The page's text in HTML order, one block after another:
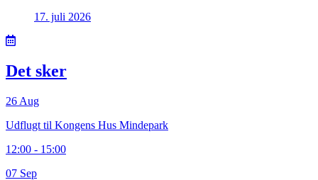
17. juli 2026
Det sker
26 Aug
Udflugt til Kongens Hus Mindepark
12:00 - 15:00
07 Sep